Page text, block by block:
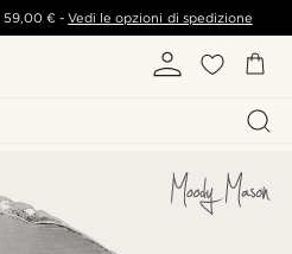
59,00 € -Vedi le opzioni di spedizione